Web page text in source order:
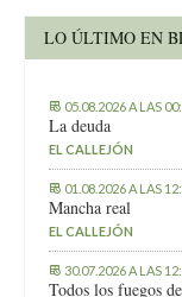
LO ÚLTIMO EN
05.08.2026 A LAS
La deuda
EL CALLEJÓN
01.08.2026 A LAS
Mancha real
EL CALLEJÓN
30.07.2026 A LAS
Todos los fuegos